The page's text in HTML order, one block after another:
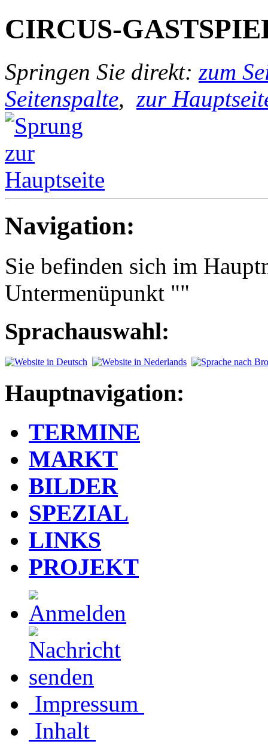
CIRCUS-
Springen Sie direkt: zum
Seitenspalte, zur
Navigation:
Sie befinden sich im
Untermenüpunkt ""
Sprachauswahl:
Hauptnavigation:
TERMINE
MARKT
BILDER
SPEZIAL
LINKS
PROJEKT
Impressum
Inhalt